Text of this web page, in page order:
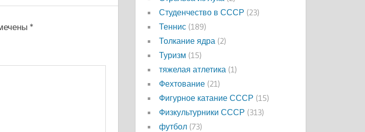
*
Студенчество в СССР (23)
Теннис (189)
Толкание ядра (2)
Туризм (15)
тяжелая атлетика (1)
Фехтование (21)
Фигурное катание СССР (15)
Физкультурники СССР (313)
футбол (73)